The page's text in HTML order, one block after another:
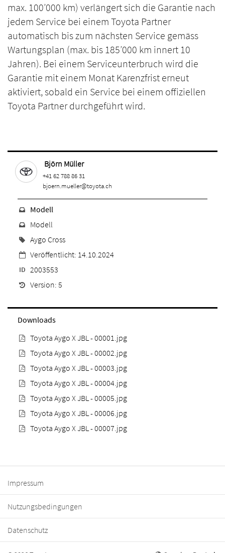
max. 100’000 km) verlängert sich die Garantie nach
jedem Service bei einem Toyota Partner
automatisch bis zum nächsten Service gemäss
Wartungsplan (max. bis 185’000 km innert 10
Jahren). Bei einem Serviceunterbruch wird die
Garantie mit einem Monat Karenzfrist erneut
aktiviert, sobald ein Service bei einem offiziellen
Toyota Partner durchgeführt wird.
Björn Müller
+41 62 788 86 31
bjoern.mueller@toyota.ch
Modell
Modell
Aygo Cross
Veröffentlicht: 14.10.2024
ID 2003553
Version: 5
Downloads
Toyota Aygo X JBL - 00001.jpg
Toyota Aygo X JBL - 00002.jpg
Toyota Aygo X JBL - 00003.jpg
Toyota Aygo X JBL - 00004.jpg
Toyota Aygo X JBL - 00005.jpg
Toyota Aygo X JBL - 00006.jpg
Toyota Aygo X JBL - 00007.jpg
Impressum
Nutzungsbedingungen
Datenschutz